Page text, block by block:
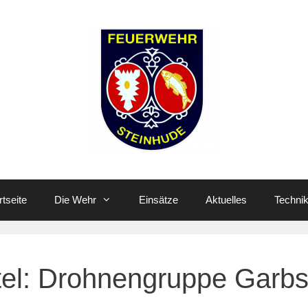
Die Wehr Einsätze Aktuelles Technik
Drohnengruppe